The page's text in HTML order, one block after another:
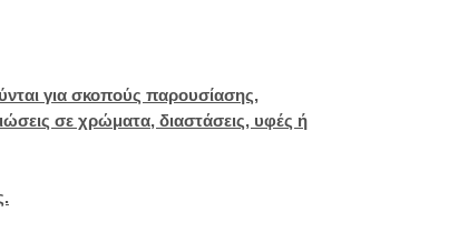
για σκοπούς παρουσίασης,
σε χρώματα, διαστάσεις, υφές ή